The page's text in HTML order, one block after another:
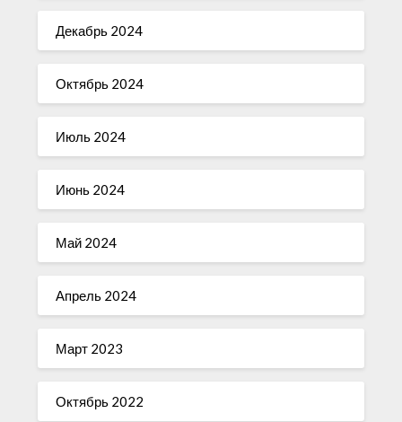
Декабрь 2024
Октябрь 2024
Июль 2024
Июнь 2024
Май 2024
Апрель 2024
Март 2023
Октябрь 2022